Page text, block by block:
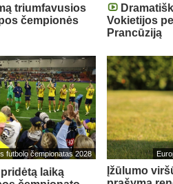
triumfavusios
čempionės
Vokietijos
Prancūziją
futbolo čempionatas 2028
laiką
Įžūlumo